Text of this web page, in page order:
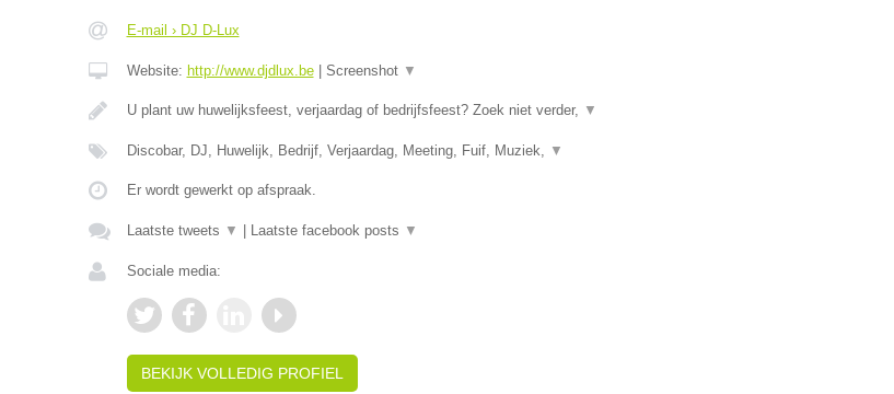
E-mail › DJ D-Lux
Website: http://www.djdlux.be| Screenshot ▼
U plant uw huwelijksfeest, verjaardag of bedrijfsfeest? Zoek niet verder, ▼
Discobar, DJ, Huwelijk, Bedrijf, Verjaardag, Meeting, Fuif, Muziek, ▼
Er wordt gewerkt op afspraak.
Laatste tweets ▼ Laatste facebook posts ▼
Sociale media:
BEKIJK VOLLEDIG PROFIEL